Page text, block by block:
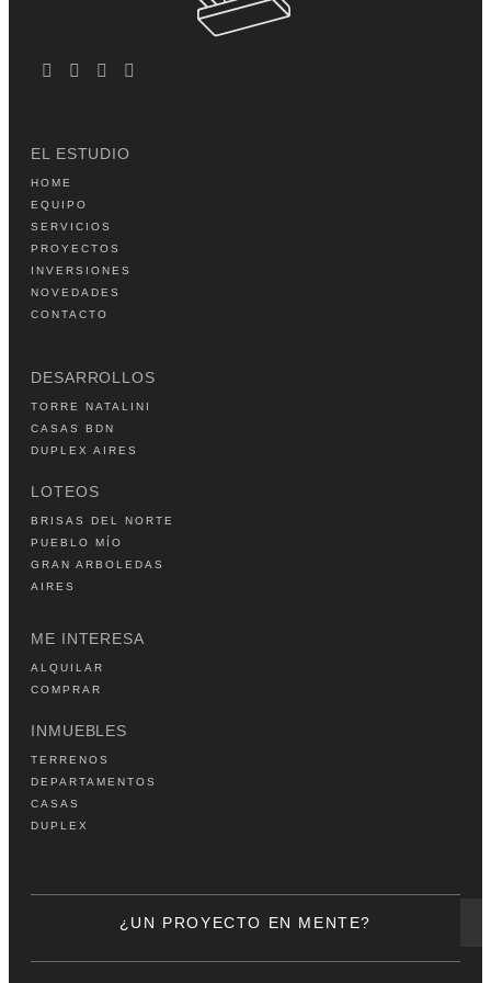
ME INTERESA
ALQUILAR
COMPRAR
INMUEBLES
TERRENOS
DEPARTAMENTOS
CASAS
DUPLEX
EL ESTUDIO
HOME
EQUIPO
SERVICIOS
PROYECTOS
INVERSIONES
NOVEDADES
CONTACTO
DESARROLLOS
TORRE NATALINI
CASAS BDN
DUPLEX AIRES
LOTEOS
BRISAS DEL NORTE
PUEBLO MÍO
GRAN ARBOLEDAS
AIRES
¿UN PROYECTO EN MENTE?